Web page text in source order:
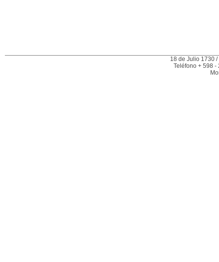
18 de Julio 1730
Teléfono + 598 -